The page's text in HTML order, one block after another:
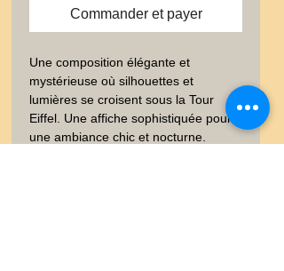
Commander et payer
Une composition élégante et
mystérieuse où silhouettes et
lumières se croisent sous la Tour
Eiffel. Une affiche sophistiquée pour
une ambiance chic et nocturne.